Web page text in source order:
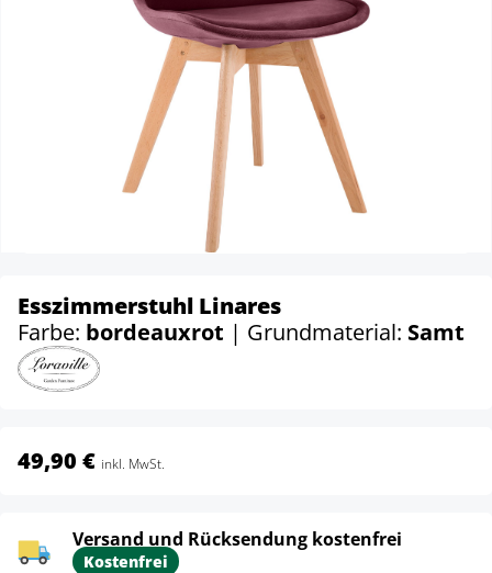
Esszimmerstuhl Linares
Farbe: bordeauxrot | Grundmaterial: Samt
49,90 € inkl. MwSt.
Versand und Rücksendung kostenfrei
Kostenfrei